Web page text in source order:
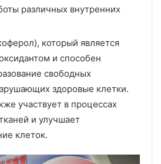
различных внутренних
который является
и способен
свободных
здоровые клетки.
участвует в процессах
и улучшает
клеток.